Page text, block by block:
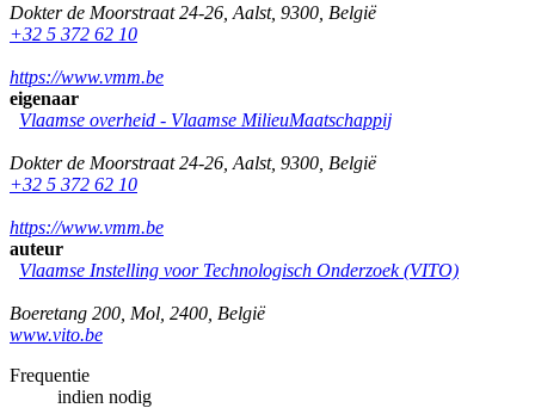
Dokter de Moorstraat 24-26 Aalst, 9300 België
+32 5 372 62 10
https://www.vmm.be
eigenaar
Vlaamse overheid - Vlaamse MilieuMaatschappij
Dokter de Moorstraat 24-26 Aalst, 9300 België
+32 5 372 62 10
https://www.vmm.be
auteur
Vlaamse Instelling voor Technologisch Onderzoek (VITO)
Boeretang 200 Mol 2400 België
www.vito.be
Frequentie
indien nodig